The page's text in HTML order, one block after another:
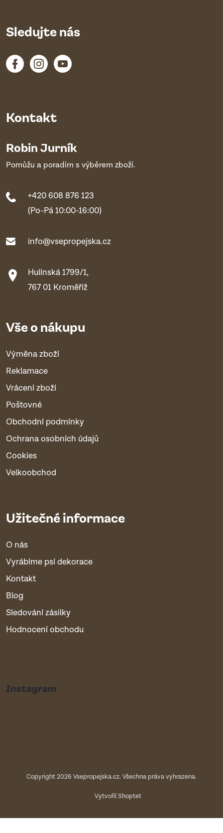
Kontakt
Robin Jurník
Pomůžu a poradím s výběrem zboží.
+420 608 876 123
(Po-Pá 10:00-16:00)
info@vsepropejska.cz
Hulínská 1799/1,
767 01 Kroměříž
Vše o nákupu
Výměna zboží
Reklamace
Vrácení zboží
Poštovné
Obchodní podmínky
Ochrana osobních údajů
Cookies
Velkoobchod
Užitečné informace
O nás
Vyrábíme psí dekorace
Kontakt
Blog
Sledování zásilky
Hodnocení obchodu
Sledujte nás
Instagram
Vytvořil Shoptet
Copyright 2026 Vsepropejska.cz. Všechna práva vyhrazena.